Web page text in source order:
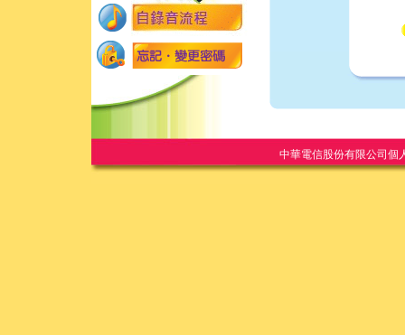
中華電信股份有限公司個